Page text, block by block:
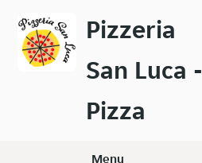
contenuto
principale
Pizzeria
San Luca -
Pizza
Menu